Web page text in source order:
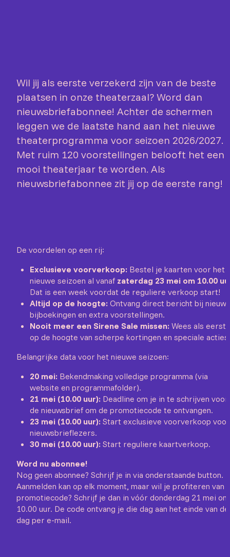
Wil jij als eerste verzekerd zijn van de beste
plaatsen in onze theaterzaal? Word dan
nieuwsbriefabonnee! Achter de schermen
leggen we de laatste hand aan het nieuwe
theaterprogramma voor seizoen 2026/2027.
Met ruim 120 voorstellingen belooft het een
mooi theaterjaar te worden. Als
nieuwsbriefabonnee zit jij op de eerste rang!
De voordelen op een rij:
Exclusieve voorverkoop: Bestel je kaarten voor het
nieuwe seizoen al vanaf zaterdag 23 mei om 10.00
Dat is een week voordat de reguliere verkoop start!
Altijd op de hoogte: Ontvang direct bericht bij
bijboekingen en extra voorstellingen.
Nooit meer een Sirene Sale missen: Wees als eerste
op de hoogte van scherpe kortingen en speciale acties.
Belangrijke data voor het nieuwe seizoen:
20 mei: Bekendmaking volledige programma (via
website en programmafolder).
21 mei (10.00 uur): Deadline om je in te schrijven voor
de nieuwsbrief om de promotiecode te ontvangen.
23 mei (10.00 uur): Start exclusieve voorverkoop voor
nieuwsbrieflezers.
30 mei (10.00 uur): Start reguliere kaartverkoop.
Word nu abonnee!
Nog geen abonnee? Schrijf je in via onderstaande button.
Aanmelden kan op elk moment, maar wil je profiteren van
promotiecode? Schrijf je dan in vóór donderdag 21 mei om
10.00 uur. De code ontvang je die dag aan het einde van de
dag per e-mail.